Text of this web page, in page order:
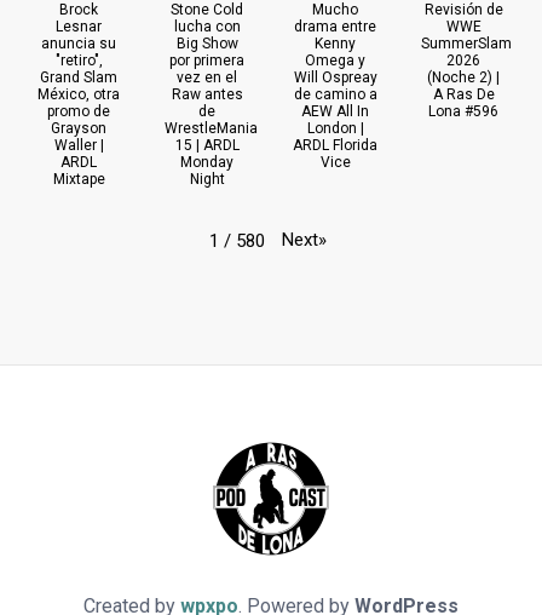
Brock
Lesnar
anuncia su
"retiro",
Grand Slam
México, otra
promo de
Grayson
Waller |
ARDL
Mixtape
Stone Cold
lucha con
Big Show
por primera
vez en el
Raw antes
de
WrestleMania
15 | ARDL
Monday
Night
Mucho
drama entre
Kenny
Omega y
Will Ospreay
de camino a
AEW All In
London |
ARDL Florida
Vice
Revisión de
WWE
SummerSlam
2026
(Noche 2) |
A Ras De
Lona #596
1 / 580 Next»
Created by wpxpo. Powered by WordPress